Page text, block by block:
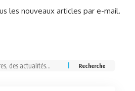
les nouveaux articles par e-mail.